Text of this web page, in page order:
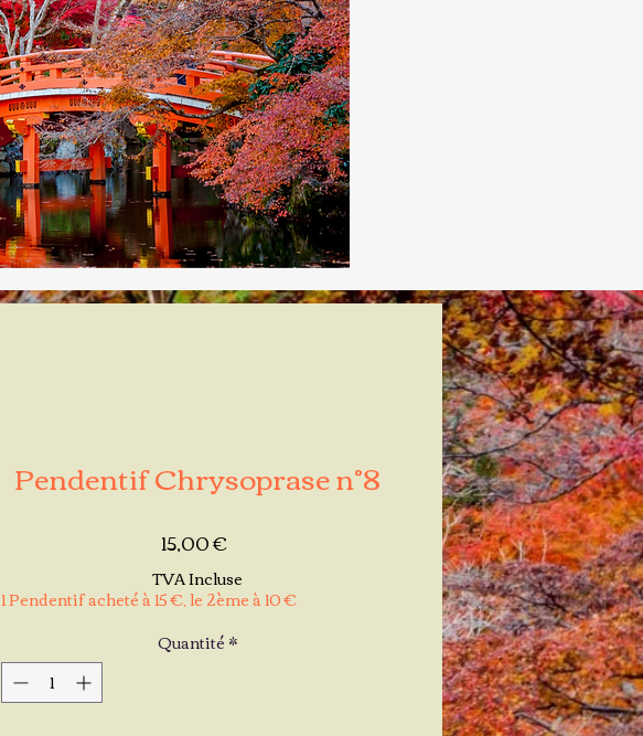
Pendentif Chrysoprase n°8
15,00 €Prix
TVA Incluse
1 Pendentif acheté à 15 €, le 2ème à 10 €
Quantité*